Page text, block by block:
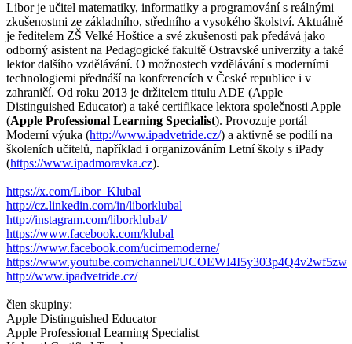
Libor je učitel matematiky, informatiky a programování s reálnými
zkušenostmi ze základního, středního a vysokého školství. Aktuálně
je ředitelem ZŠ Velké Hoštice a své zkušenosti pak předává jako
odborný asistent na Pedagogické fakultě Ostravské univerzity a také
lektor dalšího vzdělávání. O možnostech vzdělávání s moderními
technologiemi přednáší na konferencích v České republice i v
zahraničí. Od roku 2013 je držitelem titulu ADE (Apple
Distinguished Educator) a také certifikace lektora společnosti Apple
(Apple Professional Learning Specialist). Provozuje portál
Moderní výuka (http://www.ipadvetride.cz/) a aktivně se podílí na
školeních učitelů, například i organizováním Letní školy s iPady
(https://www.ipadmoravka.cz).
https://x.com/Libor_Klubal
http://cz.linkedin.com/in/liborklubal
http://instagram.com/liborklubal/
https://www.facebook.com/klubal
https://www.facebook.com/ucimemoderne/
https://www.youtube.com/channel/UCOEWI4I5y303p4Q4v2wf5zw
http://www.ipadvetride.cz/
člen skupiny:
Apple Distinguished Educator
Apple Professional Learning Specialist